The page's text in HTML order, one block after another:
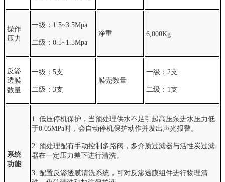
操作
压力
一级：1.5~3.5Mpa
二级：0.5~1.5Mpa
净重 6,000Kg
反渗
透膜
数量
一级：5支
二级：3支
膜壳数量
一级：2支
二级：1支
系统
功能
1. 低压停机保护，当预处理供水不足引起高压泵进水压力低
于0.05MPa时，会自动停机保护动作并发出声光报警。
2. 预处理配有手动控制多路阀，多介质过滤器与活性炭过滤
器在一定压力差下进行清洗。
3. 配置反渗透膜清洗系统，可对反渗透膜组件进行物理清